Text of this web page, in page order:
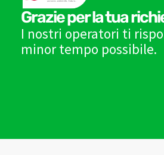
Grazie per la tua
I nostri operatori ti
minor tempo possibile.